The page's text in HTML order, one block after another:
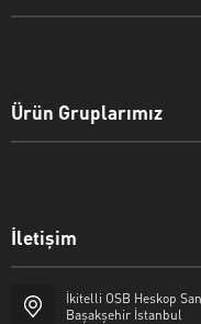
Ürün Gruplarımız
İletişim
İkitelli OSB Heskop
Başakşehir İstanbul